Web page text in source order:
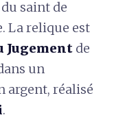
saint de
La relique est
Jugement de
un
argent, réalisé
.